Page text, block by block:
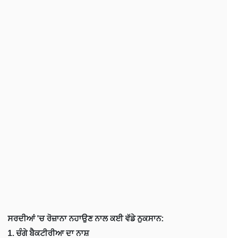
ਸਰਦੀਆਂ 'ਚ ਰੋਜ਼ਾਨਾ ਨਹਾਉਣ ਨਾਲ ਕਈ ਵੱਡੇ ਨੁਕਸਾਨ:
1. ਚੰਗੇ ਬੈਕਟੀਰੀਆ ਦਾ ਨਾਸ਼